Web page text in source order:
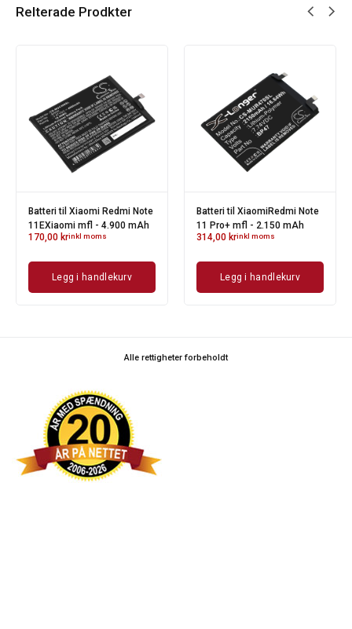
Relterade Prodkter
Batteri til Xiaomi Redmi Note
11EXiaomi mfl - 4.900 mAh
170,00 krinkl moms
Legg i handlekurv
Batteri til XiaomiRedmi Note
11 Pro+ mfl - 2.150 mAh
314,00 krinkl moms
Legg i handlekurv
Alle rettigheter forbeholdt